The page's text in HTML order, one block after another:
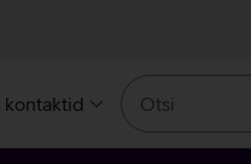
kontaktid